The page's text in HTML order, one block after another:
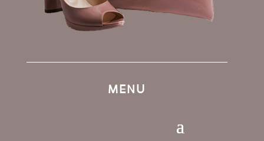
MENU